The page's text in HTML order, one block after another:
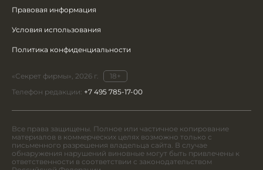
Правовая информация
Условия использования
Политика конфиденциальности
«Секрет фирмы», 2026 г.
18+
Телефон редакции: +7 495 785-17-00
Все права защищены. Полное или частичное копирование
материалов в коммерческих целях возможно только с
письменного разрешения владельца сайта. В случае
обнаружения нарушений виновные могут быть привлечены к
ответственности в соответствии с законодательством